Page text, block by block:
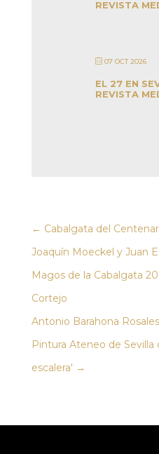
REVISTA
07 OCT 2026
EL 27 EN
REVISTA
← Cabalgata del
Joaquín Moeckel y Juan
Magos de la Cabalgata
Cortejo
Antonio Barahona
Pintura Ateneo de Sevilla
escalera' →